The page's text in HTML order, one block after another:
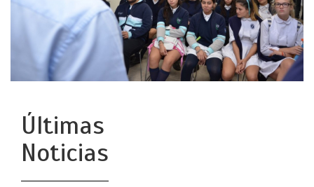
Últimas
Noticias